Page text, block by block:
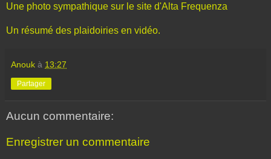
Une photo sympathique sur le site d'Alta Frequenza
Un résumé des plaidoiries en vidéo.
Anouk à 13:27
Partager
Aucun commentaire:
Enregistrer un commentaire